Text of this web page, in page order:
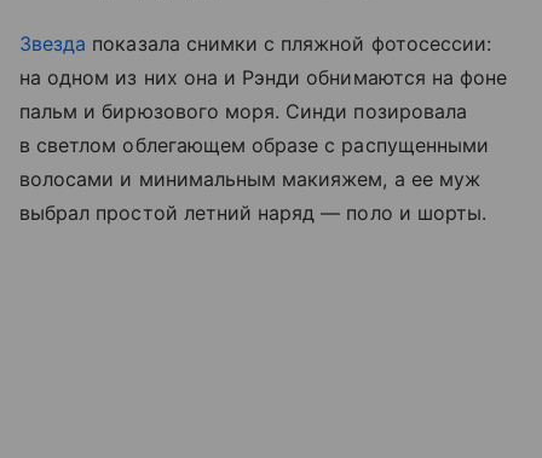
Звезда показала снимки с пляжной фотосессии:
на одном из них она и Рэнди обнимаются на фоне
пальм и бирюзового моря. Синди позировала
в светлом облегающем образе с распущенными
волосами и минимальным макияжем, а ее муж
выбрал простой летний наряд — поло и шорты.